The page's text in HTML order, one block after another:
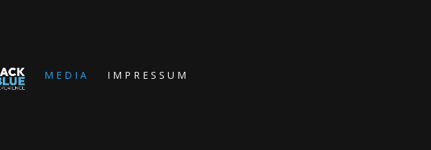
MEDIA IMPRESSUM